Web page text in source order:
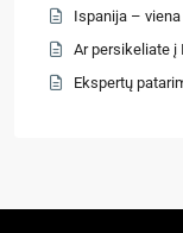
Ispanija –
Ar persikeliate į
Ekspertų